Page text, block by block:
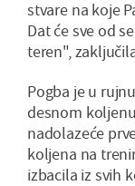
stvare na koje
Dat će sve od
teren",
Pogba je u
desnom
nadolazeće
koljena na
izbacila iz svih